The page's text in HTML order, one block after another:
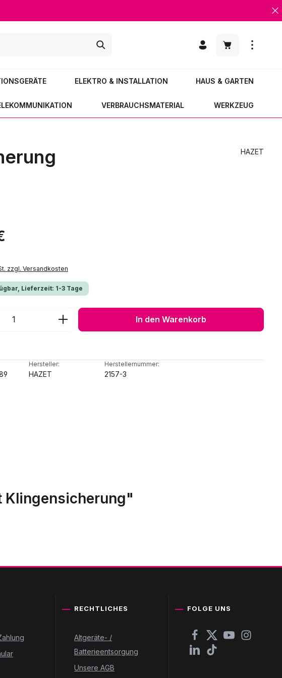
Warenkorb
ELEKTRO & INSTALLATION HAUS & GARTEN
VERBRAUCHSMATERIAL WERKZEUG
HAZET
zzgl. Versandkosten
Lieferzeit: 1-3 Tage
Anzahl: Gib den gewünschten Wert ein oder
In den Warenkorb
Hersteller:
HAZET
Herstellernummer:
2157-3
Klingensicherung"
RECHTLICHES
Altgeräte- /
Batterieentsorgung
Unsere AGB
FOLGE UNS